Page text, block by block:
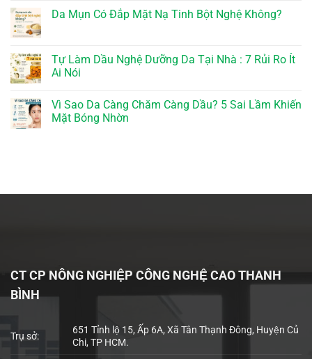
Da Mụn Có Đắp Mặt Nạ Tinh Bột Nghệ Không?
Tự Làm Dầu Nghệ Dưỡng Da Tại Nhà : 7 Rủi Ro Ít
Ai Nói
Vì Sao Da Càng Chăm Càng Dầu? 5 Sai Lầm Khiến
Mặt Bóng Nhờn
CT CP NÔNG NGHIỆP CÔNG NGHỆ CAO THANH
BÌNH
Trụ sở:
651 Tỉnh lộ 15, Ấp 6A, Xã Tân Thạnh Đông, Huyện Củ
Chi, TP HCM.